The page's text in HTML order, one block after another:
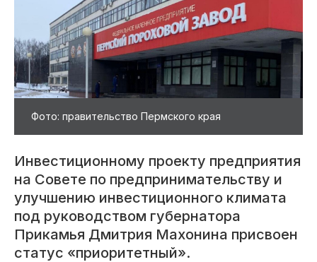
Фото: правительство Пермского края
Инвестиционному проекту предприятия
на Совете по предпринимательству и
улучшению инвестиционного климата
под руководством губернатора
Прикамья Дмитрия Махонина присвоен
статус «приоритетный».